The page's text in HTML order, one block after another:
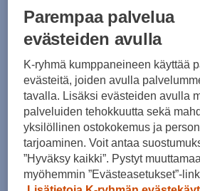
Suositut sisällöt
Ale vaatteet
ASICS
Converse kengät
Crocs
Hoka Clifton 11
Helly
Hybridipyörät
Juoksukengät
Parempaa palvelua
evästeiden avulla
K-ryhmä kumppaneineen käyttää
evästeitä, joiden avulla
tavalla. Lisäksi evästeiden avulla
palveluiden tehokkuutta sekä
yksilöllinen ostokokemus ja
tarjoaminen. Voit antaa
”Hyväksy kaikki”. Pystyt
myöhemmin ”Evästeasetukset”-